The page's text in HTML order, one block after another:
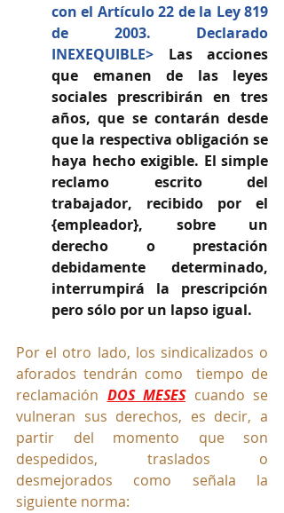
con el Artículo 22 de la Ley 819
de 2003. Declarado
INEXEQUIBLE> Las acciones
que emanen de las leyes
sociales prescribirán en tres
años, que se contarán desde
que la respectiva obligación se
haya hecho exigible. El simple
reclamo escrito del
trabajador, recibido por el
{empleador}, sobre un
derecho o prestación
debidamente determinado,
interrumpirá la prescripción
pero sólo por un lapso igual.
Por el otro lado, los sindicalizados o
aforados tendrán como  tiempo de
reclamación DOS MESES cuando se
vulneran sus derechos, es decir, a
partir del momento que son
despedidos, traslados o
desmejorados como señala la
siguiente norma: